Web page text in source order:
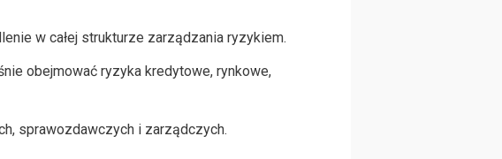
w całej strukturze zarządzania ryzykiem.
obejmować ryzyka kredytowe, rynkowe,
sprawozdawczych i zarządczych.